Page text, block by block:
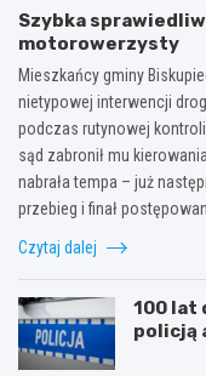
Szybka
motorowerzysty
Mieszkańcy gminy
nietypowej interwencji
podczas rutynowej
sąd zabronił mu
nabrała tempa – już
przebieg i finał
Czytaj dalej
100 lat
policją